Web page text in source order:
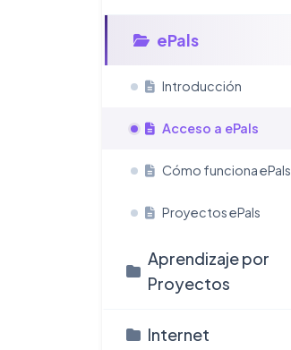
ePals
Introducción
Acceso a ePals
Cómo funciona ePals
Proyectos ePals
Aprendizaje por
Proyectos
Internet